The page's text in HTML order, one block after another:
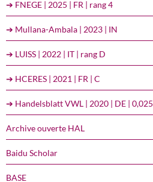
➔ FNEGE | 2025 | FR | rang 4
➔ Mullana-Ambala | 2023 | IN
➔ LUISS | 2022 | IT | rang D
➔ HCERES | 2021 | FR | C
➔ Handelsblatt VWL | 2020 | DE | 0,025
Archive ouverte HAL
Baidu Scholar
BASE